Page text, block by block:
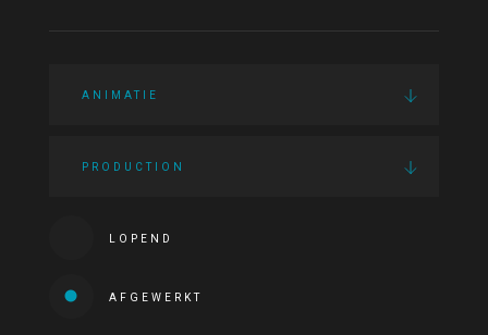
ANIMATIE
PRODUCTION
LOPEND
AFGEWERKT